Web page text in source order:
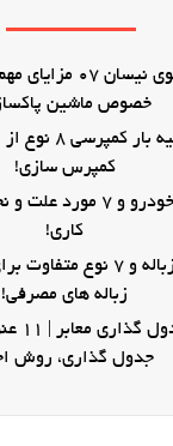
جدول شوی نیسان
خصوص ماشین
نحوه تخلیه
کمپرس سازی!
موم کشی خودرو و 7
کاری!
بازیافت زباله و 7 نوع
زباله های مصرفی!
جدول گذاری، روش